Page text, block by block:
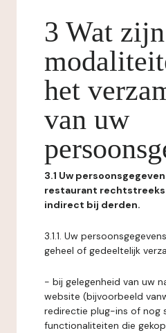
3 Wat
het
van uw
3.1 Uw
restaurant rechtstreeks
indirect bij derden.
3.1.1. Uw
geheel of gedeeltelijk
- bij gelegenheid van uw
website (bijvoorbeeld
redirectie plug-ins of nog
functionaliteiten die